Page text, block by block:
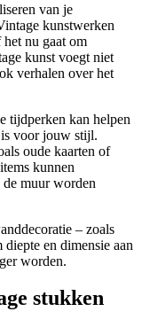
van je
kunstwerken
nu gaat om
kunst voegt niet
verhalen over het
tijdperken kan helpen
is voor jouw stijl.
oude kaarten of
kunnen
muur worden
– zoals
en dimensie aan
worden.
stukken